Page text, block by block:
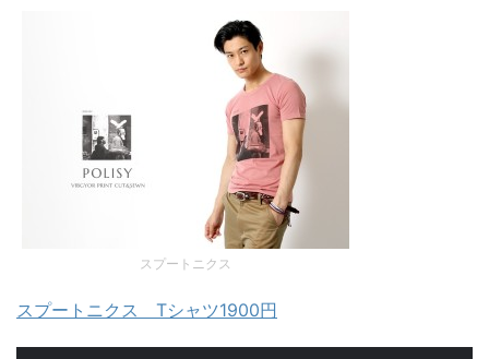
スプートニクス
スプートニクス Tシャツ1900円